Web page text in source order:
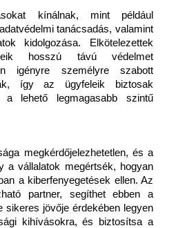
kínálnak, mint például
tanácsadás, valamint
kidolgozása. Elkötelezettek
hosszú távú védelmet
igényre személyre szabott
így az ügyfeleik biztosak
a lehető legmagasabb szintű
megkérdőjelezhetetlen, és a
a vállalatok megértsék, hogyan
a kiberfenyegetések ellen. Az
partner, segíthet ebben a
sikeres jövője érdekében legyen
kihívásokra, és biztosítsa a